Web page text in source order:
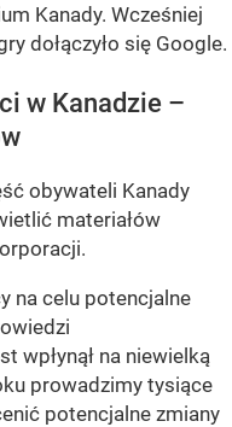
Kanady. Wcześniej
dołączyło się Google.
w Kanadzie –
obywateli Kanady
materiałów
na celu potencjalne
wpłynął na niewielką
prowadzimy tysiące
potencjalne zmiany